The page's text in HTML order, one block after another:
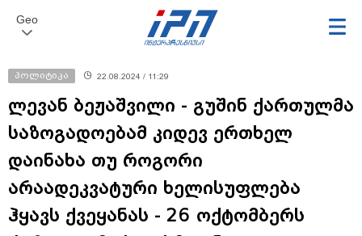
Geo
პოლიტიკა 22.08.2024 / 11:29
ლევან ბეჟაშვილი - გუშინ ქართულმა
საზოგადოებამ კიდევ ერთხელ
დაინახა თუ როგორი
არაადეკვატური ხელისუფლება
ჰყავს ქვეყანას - 26 ოქტომბერს